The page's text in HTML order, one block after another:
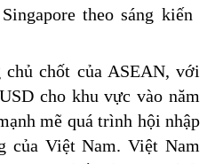
theo sáng kiến
chốt của ASEAN, với
cho khu vực vào năm
mẽ quá trình hội nhập
của Việt Nam. Việt Nam